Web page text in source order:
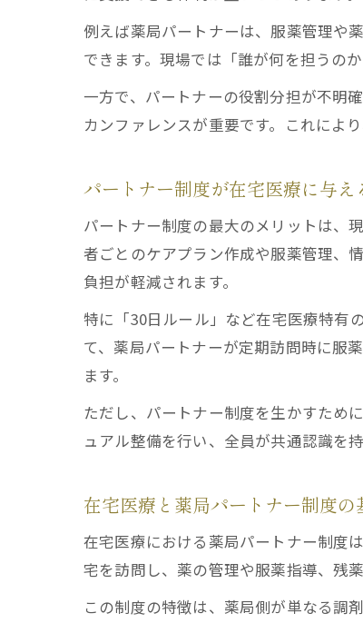
例えば薬局パートナーは、服薬管理や
できます。現場では「誰が何を担うの
一方で、パートナーの役割分担が不明
カンファレンスが重要です。これによ
パートナー制度が在宅医療に与え
パートナー制度の最大のメリットは、
者ごとのケアプラン作成や服薬管理、
負担が軽減されます。
特に「30日ルール」など在宅医療特有
て、薬局パートナーが定期訪問時に服
ます。
ただし、パートナー制度を生かすため
ュアル整備を行い、全員が共通認識を
在宅医療と薬局パートナー制度の
在宅医療における薬局パートナー制度
宅を訪問し、薬の管理や服薬指導、残
この制度の特徴は、薬局側が単なる調